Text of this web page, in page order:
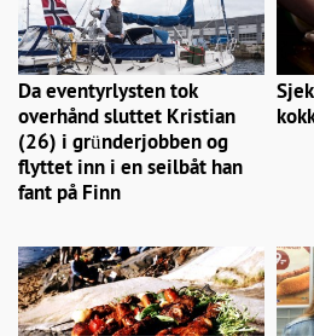
Da eventyrlysten tok
overhånd sluttet Kristian
(26) i gründerjobben og
flyttet inn i en seilbåt han
fant på Finn